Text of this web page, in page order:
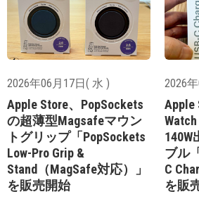
2026年06月17日( 水 )
Apple Store、PopSockets
の超薄型Magsafeマウン
トグリップ「PopSockets
Low-Pro Grip &
Stand（MagSafe対応）」
を販売開始
2026
Apple
140W
ブル
C
を販